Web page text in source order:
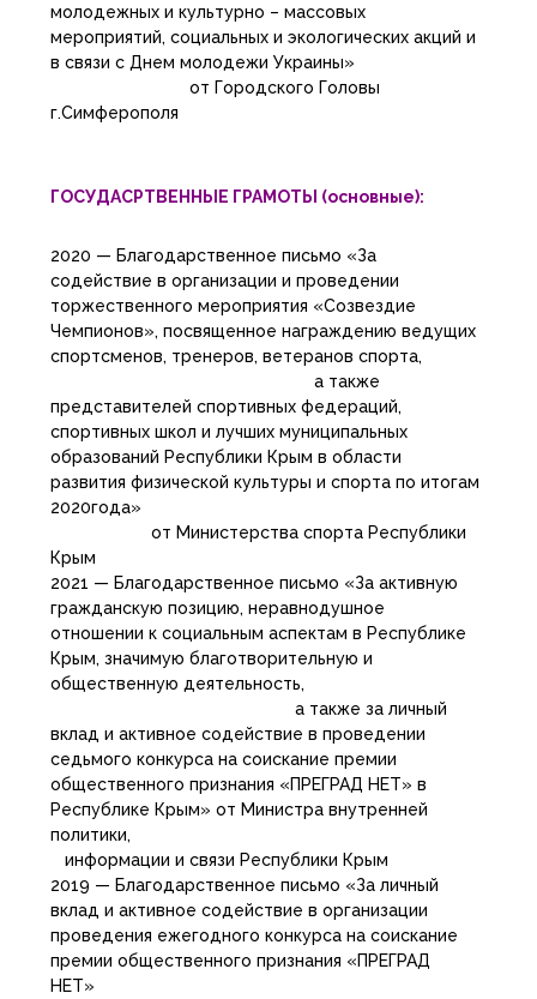
молодежных и культурно – массовых
мероприятий, социальных и экологических акций и
в связи с Днем молодежи Украины»
от Городского Головы
г.Симферополя
ГОСУДАСРТВЕННЫЕ ГРАМОТЫ (основные):
2020 — Благодарственное письмо «За
содействие в организации и проведении
торжественного мероприятия «Созвездие
Чемпионов», посвященное награждению ведущих
спортсменов, тренеров, ветеранов спорта,
а также
представителей спортивных федераций,
спортивных школ и лучших муниципальных
образований Республики Крым в области
развития физической культуры и спорта по итогам
2020года»
от Министерства спорта Республики
Крым
2021 — Благодарственное письмо «За активную
гражданскую позицию, неравнодушное
отношении к социальным аспектам в Республике
Крым, значимую благотворительную и
общественную деятельность,
а также за личный
вклад и активное содействие в проведении
седьмого конкурса на соискание премии
общественного признания «ПРЕГРАД НЕТ» в
Республике Крым» от Министра внутренней
политики,
информации и связи Республики Крым
2019 — Благодарственное письмо «За личный
вклад и активное содействие в организации
проведения ежегодного конкурса на соискание
премии общественного признания «ПРЕГРАД
НЕТ»